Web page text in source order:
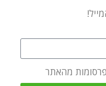
מהאתר